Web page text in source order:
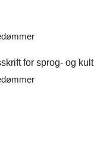
for sprog- og